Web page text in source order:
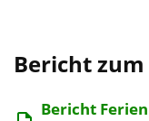
Bericht
Bericht